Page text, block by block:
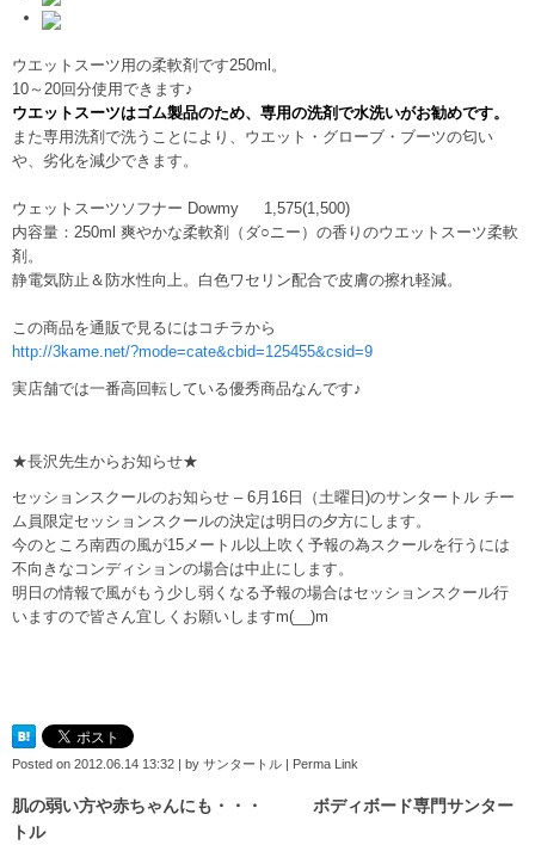
ウエットスーツ用の柔軟剤です250ml。
10～20回分使用できます♪
ウエットスーツはゴム製品のため、専用の洗剤で水洗いがお勧めです。
また専用洗剤で洗うことにより、ウエット・グローブ・ブーツの匂い
や、劣化を減少できます。
ウェットスーツソフナー Dowmy 1,575(1,500)
内容量：250ml 爽やかな柔軟剤（ダ○ニー）の香りのウエットスーツ柔軟
剤。
静電気防止＆防水性向上。白色ワセリン配合で皮膚の擦れ軽減。
この商品を通販で見るにはコチラから
http://3kame.net/?mode=cate&cbid=125455&csid=9
実店舗では一番高回転している優秀商品なんです♪
★長沢先生からお知らせ★
セッションスクールのお知らせ – 6月16日（土曜日)のサンタートル チー
ム員限定セッションスクールの決定は明日の夕方にします。
今のところ南西の風が15メ ートル以上吹く予報の為スクールを行うには
不向きなコンディショ ンの場合は中止にします。
明日の情報で風がもう少し弱くなる予報の場合はセッションスクール行
いますので皆さん宜しくお願いしま すm(__)m
Posted on 2012.06.14 13:32 by サンタートル Perma Link
肌の弱い方や赤ちゃんにも・・・ ボディボード専門サンター
トル